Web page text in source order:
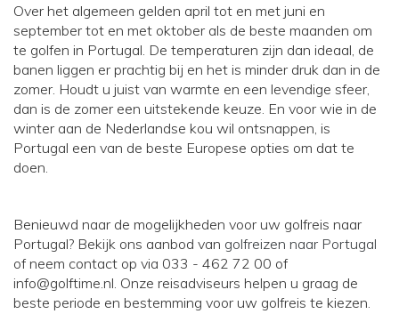
Over het algemeen gelden april tot en met juni en
september tot en met oktober als de beste maanden om
te golfen in Portugal. De temperaturen zijn dan ideaal, de
banen liggen er prachtig bij en het is minder druk dan in de
zomer. Houdt u juist van warmte en een levendige sfeer,
dan is de zomer een uitstekende keuze. En voor wie in de
winter aan de Nederlandse kou wil ontsnappen, is
Portugal een van de beste Europese opties om dat te
doen.
Benieuwd naar de mogelijkheden voor uw golfreis naar
Portugal? Bekijk ons aanbod van golfreizen naar Portugal
of neem contact op via 033 - 462 72 00 of
info@golftime.nl. Onze reisadviseurs helpen u graag de
beste periode en bestemming voor uw golfreis te kiezen.